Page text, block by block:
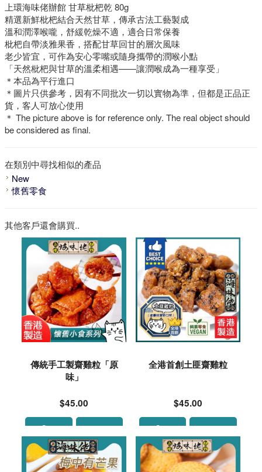
上環海味佬辦館 甘草枇杷乾 80g
精選新鮮枇杷結合天然甘草，傳承古法工藝製成
溫和潤澤喉嚨，舒緩乾燥不適，適合日常保養
枇杷自帶淡雅果香，搭配甘草回甘的層次風味
老少皆宜，可作為安心零嘴或隨身攜帶的潤喉小點
「天然枇杷與甘草的溫柔相遇——讓潤喉成為一種享受」
＊本品為平行進口
＊圖片只供參考，因有不同批次一切以實物為準，但都是正品正
貨，客人可放心使用
＊ The picture above is for reference only. The real object should
be considered as final.
在類別中尋找相似的產品
New
懷舊零食
其他客戶還會購買..
傳統手工製齋雞粒「原
味」
$45.00
全港首創土匪齋雞粒
$45.00